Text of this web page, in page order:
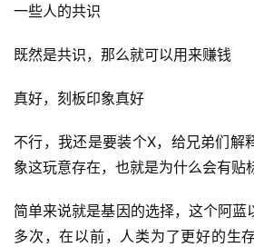
一些人的共识
既然是共识，那么就可以用来赚钱
真好，刻板印象真好
不行，我还是要装个X，给兄弟们解
象这玩意存在，也就是为什么会有贴
简单来说就是基因的选择，这个阿蓝
多次，在以前，人类为了更好的生